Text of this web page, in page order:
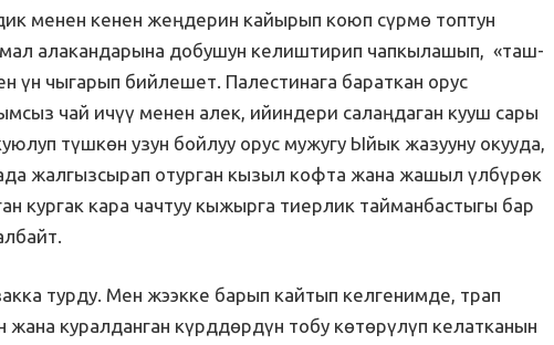
менен кенен жеңдерин кайырып коюп сүрмө топтун
алакандарына добушун келиштирип чапкылашып, «таш-
үн чыгарып бийлешет. Палестинага бараткан орус
чай ичүү менен алек, ийиндери салаңдаган кууш сары
түшкөн узун бойлуу орус мужугу Ыйык жазууну окууда,
жалгызсырап отурган кызыл кофта жана жашыл үлбүрөк
кургак кара чачтуу кыжырга тиерлик тайманбастыгы бар
турду. Мен жээкке барып кайтып келгенимде, трап
жана куралданган күрддөрдүн тобу көтөрүлүп келатканын